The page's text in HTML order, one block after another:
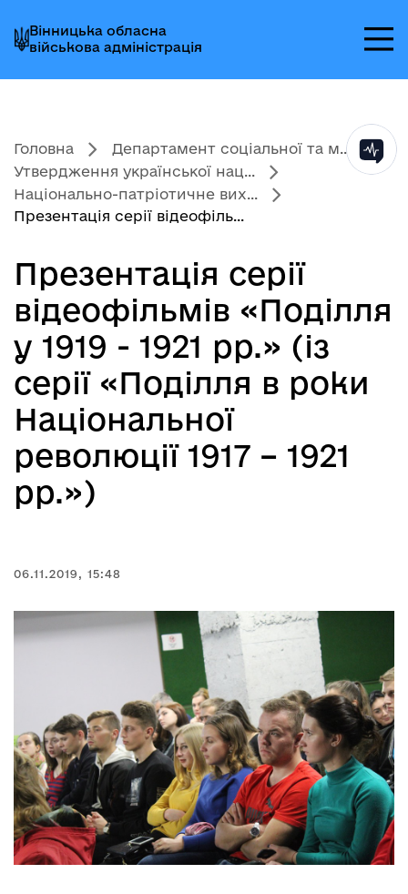
до
головного
меню
до
головного
вмісту
до
головного
колонтитула
Вінницька обласна
військова адміністрація
Головна
Департамент соціальної та м...
Утвердження української нац...
Національно-патріотичне вих...
Презентація серії відеофіль...
Презентація серії
відеофільмів «Поділля
у 1919 - 1921 рр.» (із
серії «Поділля в роки
Національної
революції 1917 – 1921
рр.»)
06.11.2019, 15:48